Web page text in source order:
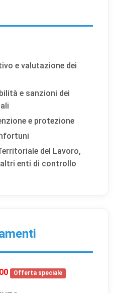
e valutazione dei
e sanzioni dei
e protezione
del Lavoro,
enti di controllo
Offerta speciale
Sempre attivi
del sito (sessione,
Senza di essi il sito